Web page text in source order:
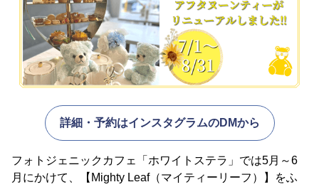
詳細・予約はインスタグラムのDMから
フォトジェニックカフェ「ホワイトステラ」では5月～6
月にかけて、【Mighty Leaf（マイティーリーフ）】をふ